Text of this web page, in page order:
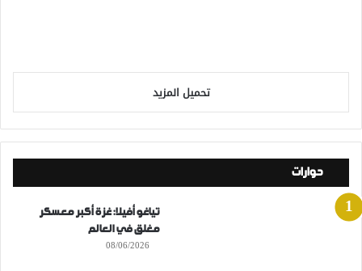
تحميل المزيد
حوارات
تياغو أفيلا: غزة أكبر معسكر
مغلق في العالم
08/06/2026